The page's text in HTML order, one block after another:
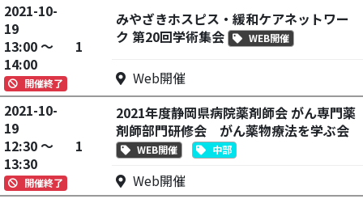
2021-10-
19
13:00 ～
14:00
開催終了
1
みやざきホスピス・緩和ケアネットワー
ク 第20回学術集会
WEB開催
Web開催
2021-10-
19
12:30 ～
13:30
開催終了
1
2021年度静岡県病院薬剤師会 がん専門薬
剤師部門研修会 がん薬物療法を学ぶ会
WEB開催 中部
Web開催